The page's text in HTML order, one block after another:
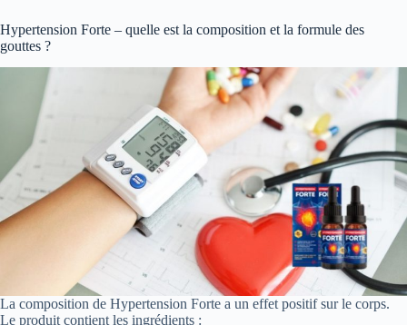
Hypertension Forte – quelle est la composition et la formule des
gouttes ?
La composition de Hypertension Forte a un effet positif sur le corps.
Le produit contient les ingrédients :